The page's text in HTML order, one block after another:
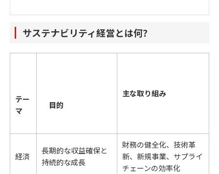
サステナビリティ経営とは何？
テー
マ
目的
主な取り組み
経済
長期的な収益確保と
持続的な成長
財務の健全化、技術革
新、新規事業、サプライ
チェーンの効率化